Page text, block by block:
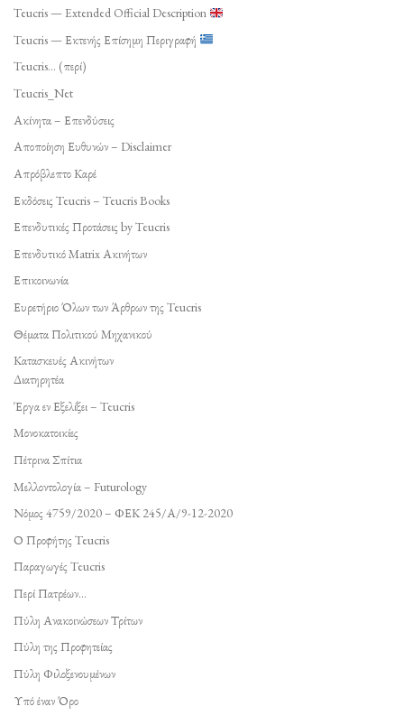
Teucris — Extended Official Description
Teucris — Εκτενής Επίσημη Περιγραφή
Teucris… (περί)
Teucris_Net
Ακίνητα – Επενδύσεις
Αποποίηση Ευθυνών – Disclaimer
Απρόβλεπτο Καρέ
Εκδόσεις Teucris – Teucris Books
Επενδυτικές Προτάσεις by Teucris
Επενδυτικό Matrix Ακινήτων
Επικοινωνία
Ευρετήριο Όλων των Άρθρων της Teucris
Θέματα Πολιτικού Μηχανικού
Κατασκευές Ακινήτων
Διατηρητέα
Έργα εν Εξελίξει – Teucris
Μονοκατοικίες
Πέτρινα Σπίτια
Μελλοντολογία – Futurology
Νόμος 4759/2020 – ΦΕΚ 245/Α/9-12-2020
Ο Προφήτης Teucris
Παραγωγές Teucris
Περί Πατρέων…
Πύλη Ανακοινώσεων Τρίτων
Πύλη της Προφητείας
Πύλη Φιλοξενουμένων
Υπό έναν Όρο